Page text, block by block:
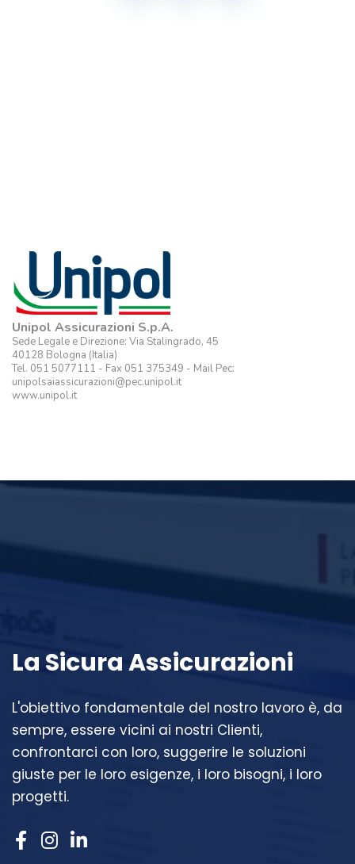
Unipol Assicurazioni S.p.A.
Sede Legale e Direzione: Via Stalingrado, 45
40128 Bologna (Italia)
Tel. 051 5077111 - Fax 051 375349 - Mail Pec:
unipolsaiassicurazioni@pec.unipol.it
www.unipol.it
La Sicura Assicurazioni
L'obiettivo fondamentale del nostro lavoro è, da
sempre, essere vicini ai nostri Clienti,
confrontarci con loro, suggerire le soluzioni
giuste per le loro esigenze, i loro bisogni, i loro
progetti.